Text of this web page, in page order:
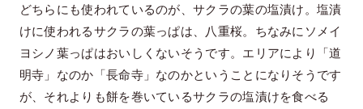
どちらにも使われているのが、サクラの葉の塩漬け。塩漬
けに使われるサクラの葉っぱは、八重桜。ちなみにソメイ
ヨシノ葉っぱはおいしくないそうです。エリアにより「道
明寺」なのか「長命寺」なのかということになりそうです
が、それよりも餅を巻いているサクラの塩漬けを食べる